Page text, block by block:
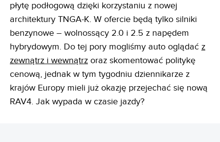
płytę podłogową dzięki korzystaniu z nowej
architektury TNGA-K. W ofercie będą tylko silniki
benzynowe – wolnossący 2.0 i 2.5 z napędem
hybrydowym. Do tej pory mogliśmy auto oglądać z
zewnątrz i wewnątrz oraz skomentować politykę
cenową, jednak w tym tygodniu dziennikarze z
krajów Europy mieli już okazję przejechać się nową
RAV4. Jak wypada w czasie jazdy?